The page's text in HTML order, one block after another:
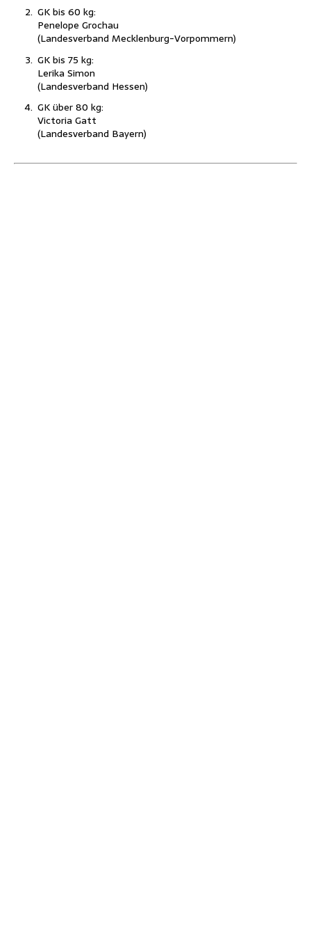
GK bis 60 kg:
Pene­lo­pe Grochau
(Lan­des­ver­band Mecklenburg-Vorpommern)
GK bis 75 kg:
Leri­ka Simon
(Lan­des­ver­band Hessen)
GK über 80 kg:
Vic­to­ria Gatt
(Lan­des­ver­band Bayern)